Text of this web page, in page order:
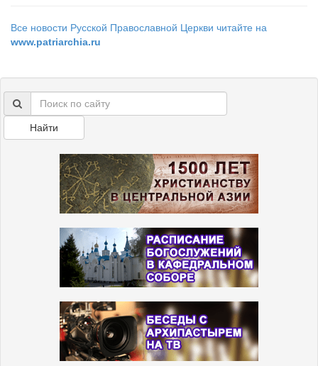
Все новости Русской Православной Церкви читайте на
www.patriarchia.ru
Найти